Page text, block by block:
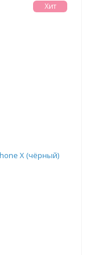
Хит
X (чёрный)